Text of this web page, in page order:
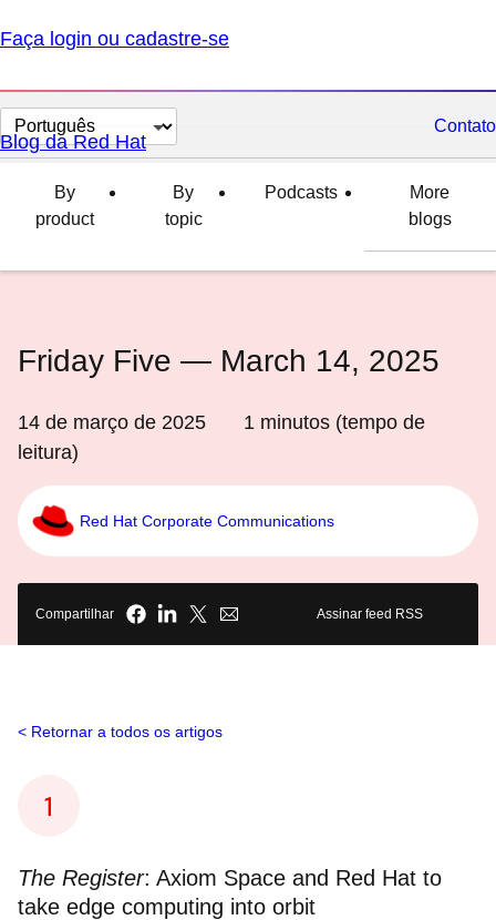
Faça login ou cadastre-se
Selecionar
idioma
Contato
Blog da Red Hat
By
product
By
topic
Podcasts
More
blogs
Friday Five — March 14, 2025
14 de março de 2025 1 minutos (tempo de
leitura)
Red Hat Corporate Communications
Compartilhar Assinar feed RSS
Retornar a todos os artigos
The Register: Axiom Space and Red Hat to
take edge computing into orbit